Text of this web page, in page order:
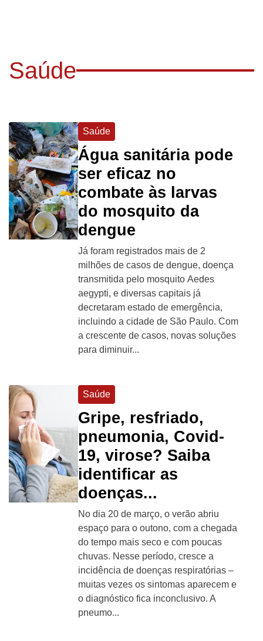
Saúde
Saúde
Água sanitária pode
ser eficaz no
combate às larvas
do mosquito da
dengue
Já foram registrados mais de 2
milhões de casos de dengue, doença
transmitida pelo mosquito Aedes
aegypti, e diversas capitais já
decretaram estado de emergência,
incluindo a cidade de São Paulo. Com
a crescente de casos, novas soluções
para diminuir...
Saúde
Gripe, resfriado,
pneumonia, Covid-
19, virose? Saiba
identificar as
doenças...
No dia 20 de março, o verão abriu
espaço para o outono, com a chegada
do tempo mais seco e com poucas
chuvas. Nesse período, cresce a
incidência de doenças respiratórias –
muitas vezes os sintomas aparecem e
o diagnóstico fica inconclusivo. A
pneumo...